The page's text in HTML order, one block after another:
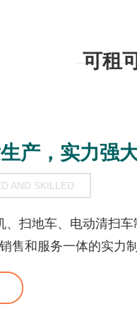
可租
产，实力强
AND SKILLED
、扫地车、电动清扫车
售和服务一体的实力